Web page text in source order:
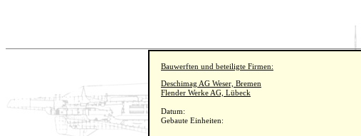
Bauwerften und beteiligte Firmen:
Deschimag AG Weser, Bremen
Flender Werke AG, Lübeck
Datum:
Gebaute Einheiten: